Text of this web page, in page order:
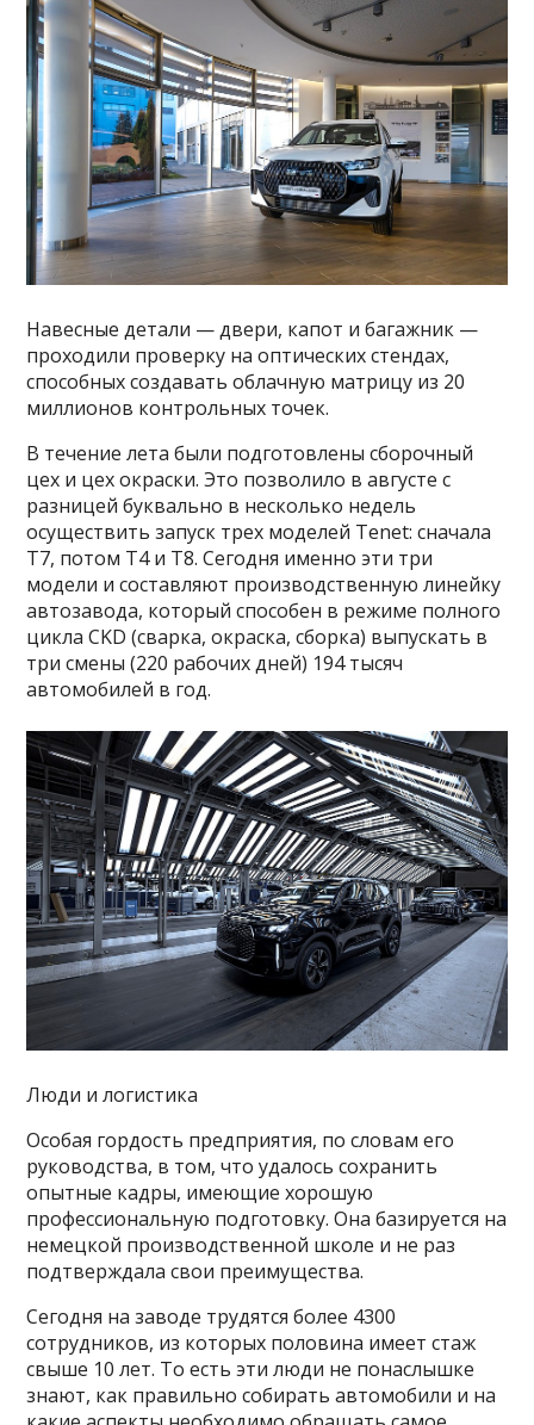
Навесные детали — двери, капот и багажник —
проходили проверку на оптических стендах,
способных создавать облачную матрицу из 20
миллионов контрольных точек.
В течение лета были подготовлены сборочный
цех и цех окраски. Это позволило в августе с
разницей буквально в несколько недель
осуществить запуск трех моделей Tenet: сначала
T7, потом Т4 и Т8. Сегодня именно эти три
модели и составляют производственную линейку
автозавода, который способен в режиме полного
цикла CKD (сварка, окраска, сборка) выпускать в
три смены (220 рабочих дней) 194 тысяч
автомобилей в год.
Люди и логистика
Особая гордость предприятия, по словам его
руководства, в том, что удалось сохранить
опытные кадры, имеющие хорошую
профессиональную подготовку. Она базируется на
немецкой производственной школе и не раз
подтверждала свои преимущества.
Сегодня на заводе трудятся более 4300
сотрудников, из которых половина имеет стаж
свыше 10 лет. То есть эти люди не понаслышке
знают, как правильно собирать автомобили и на